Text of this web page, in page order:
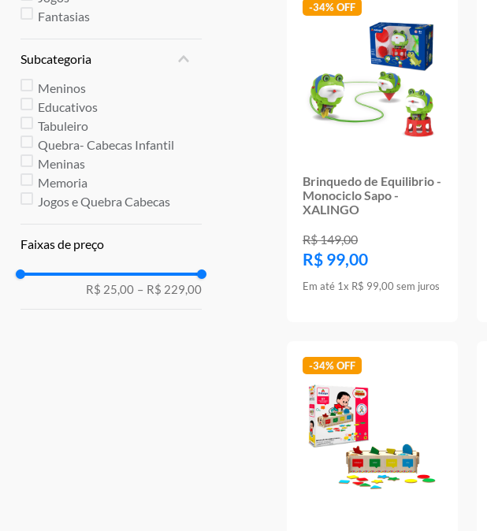
Fantasias
Subcategoria
Meninos
Educativos
Tabuleiro
Quebra- Cabecas Infantil
Meninas
Memoria
Jogos e Quebra Cabecas
Faixas de preço
R$ 25,00 – R$ 229,00
-34%
Brinquedo de Equilibrio -
Monociclo Sapo -
XALINGO
R$149,00
R$ 99,00
Em até 1x R$ 99,00 sem juros
-34%